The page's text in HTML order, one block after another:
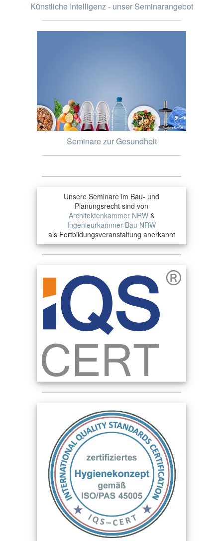
Künstliche Intelligenz - unser Seminarangebot
Seminare zur Gesundheit
Unsere Seminare im Bau- und
Planungsrecht sind von
Architektenkammer NRW&
Ingenieurkammer-Bau NRW
als Fortbildungsveranstaltung anerkannt